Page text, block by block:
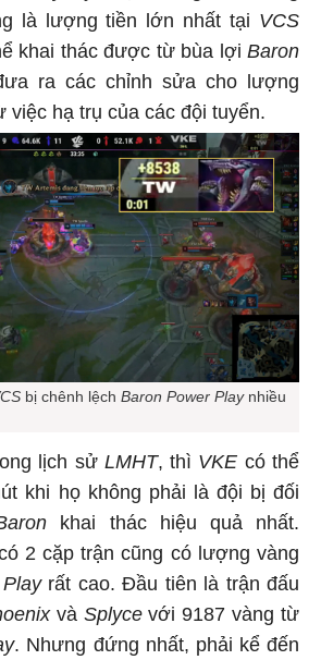
là lượng tiền lớn nhất tại VCS
khai thác được từ bùa lợi Baron
ra các chỉnh sửa cho lượng
hạ trụ của các đội tuyển.
bị chênh lệch Baron Power Playnhiều
lịch sử LMHT, thì VKE có thể
khi họ không phải là đội bị đối
khai thác hiệu quả nhất.
2 cặp trận cũng có lượng vàng
rất cao. Đầu tiên là trận đấu
và Splycevới 9187 vàng từ
. Nhưng đứng nhất, phải kể đến